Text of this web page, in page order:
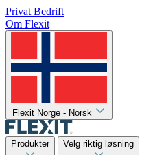
Privat Bedrift
Om Flexit
Flexit Norge - Norsk
Produkter Velg riktig løsning